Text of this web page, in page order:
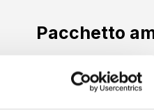
Pacchetto
Il Pacchetto amicizia è
amici che vogliono
due tute EMS e due